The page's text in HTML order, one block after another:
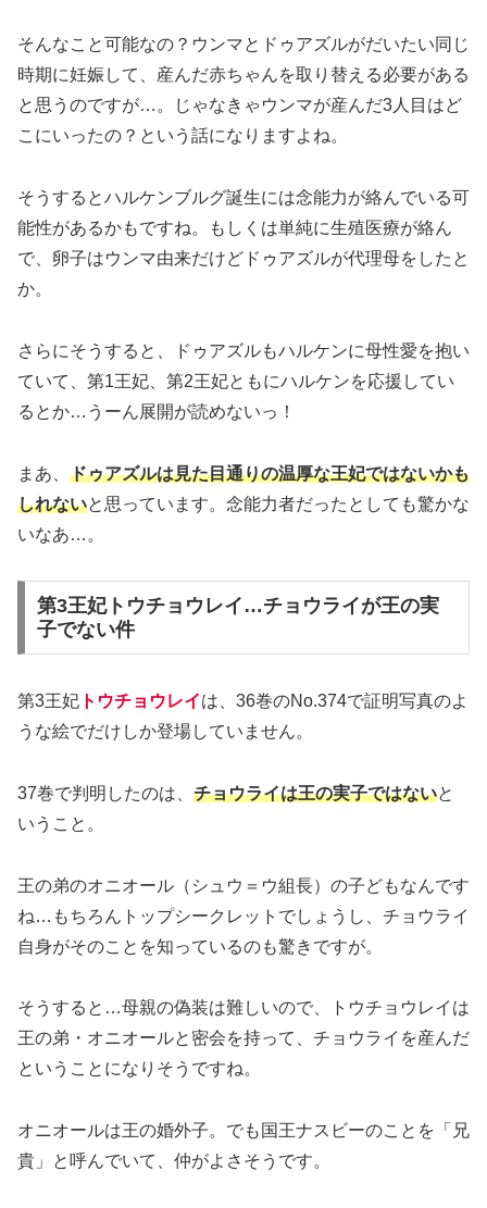
そんなこと可能なの？ウンマとドゥアズルがだいたい同じ
時期に妊娠して、産んだ赤ちゃんを取り替える必要がある
と思うのですが…。じゃなきゃウンマが産んだ3人目はど
こにいったの？という話になりますよね。
そうするとハルケンブルグ誕生には念能力が絡んでいる可
能性があるかもですね。もしくは単純に生殖医療が絡ん
で、卵子はウンマ由来だけどドゥアズルが代理母をしたと
か。
さらにそうすると、ドゥアズルもハルケンに母性愛を抱い
ていて、第1王妃、第2王妃ともにハルケンを応援してい
るとか…うーん展開が読めないっ！
まあ、 ドゥアズルは見た目通りの温厚な王妃ではないかも
しれないと思っています。念能力者だったとしても驚かな
いなあ…。
第3王妃トウチョウレイ…チョウライが王の実
子でない件
第3王妃 トウチョウレイは、36巻のNo.374で証明写真のよ
うな絵でだけしか登場していません。
37巻で判明したのは、 チョウライは王の実子ではないと
いうこと。
王の弟のオニオール（シュウ＝ウ組長）の子どもなんです
ね…もちろんトップシークレットでしょうし、チョウライ
自身がそのことを知っているのも驚きですが。
そうすると…母親の偽装は難しいので、トウチョウレイは
王の弟・オニオールと密会を持って、チョウライを産んだ
ということになりそうですね。
オニオールは王の婚外子。でも国王ナスビーのことを「兄
貴」と呼んでいて、仲がよさそうです。